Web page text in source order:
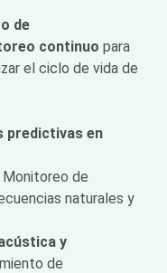
de
continuo para
el ciclo de vida de
predictivas en
Monitoreo de
naturales y
y
de